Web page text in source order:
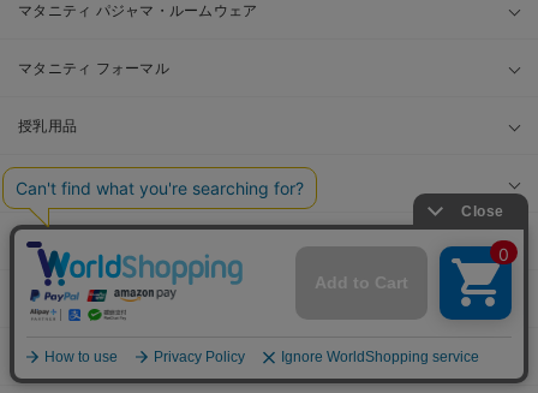
マタニティ パジャマ・ルームウェア
マタニティ フォーマル
授乳用品
マザーズバッグ・ママバッグ
マタニティレッグウェア
母子手帳ケース
フェムテック